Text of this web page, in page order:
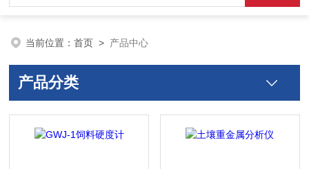
当前位置：首页 > 产品中心
产品分类